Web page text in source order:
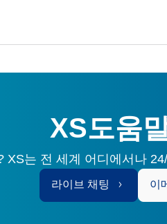
XS도움
XS는 전 세계 어디에서나
라이브 채팅 이